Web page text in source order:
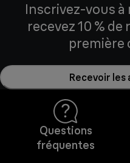
Inscrivez-vous
recevez 10 %
première
Recevoir les
Questions
fréquentes